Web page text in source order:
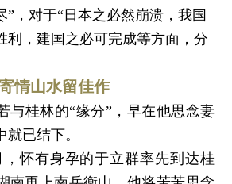
”，对于“日本之必然崩溃，我国
利，建国之必可完成等方面，分
情山水留佳作
与桂林的“缘分”，早在他思念妻
已结下。
，怀有身孕的于立群率先到达桂